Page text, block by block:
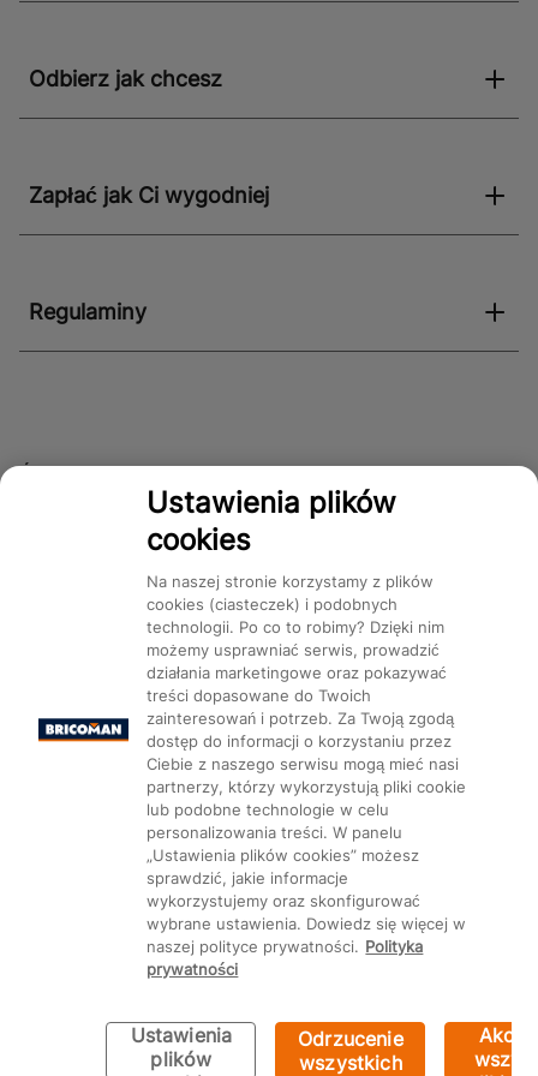
Odbierz jak chcesz
Zapłać jak Ci wygodniej
Regulaminy
Śledź nas!
Mapa Strony: Kategorie Produkty Marki CMS
Ustawienia plików cookie
Ustawienia plików
cookies
Na naszej stronie korzystamy z plików
cookies (ciasteczek) i podobnych
technologii. Po co to robimy? Dzięki nim
możemy usprawniać serwis, prowadzić
działania marketingowe oraz pokazywać
treści dopasowane do Twoich
zainteresowań i potrzeb. Za Twoją zgodą
dostęp do informacji o korzystaniu przez
Ciebie z naszego serwisu mogą mieć nasi
partnerzy, którzy wykorzystują pliki cookie
lub podobne technologie w celu
personalizowania treści. W panelu
„Ustawienia plików cookies” możesz
sprawdzić, jakie informacje
wykorzystujemy oraz skonfigurować
wybrane ustawienia. Dowiedz się więcej w
naszej polityce prywatności. Polityka
prywatności
Ustawienia
plików
Odrzucenie
wszystkich